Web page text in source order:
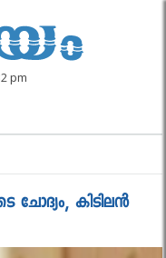
pm
ചോദ്യം, കിടിലൻ